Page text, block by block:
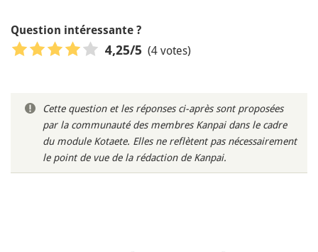
Question intéressante ?
4,25/5 (4 votes)
Cette question et les réponses ci-après sont proposées
par la communauté des membres Kanpai dans le cadre
du module Kotaete. Elles ne reflètent pas nécessairement
le point de vue de la rédaction de Kanpai.